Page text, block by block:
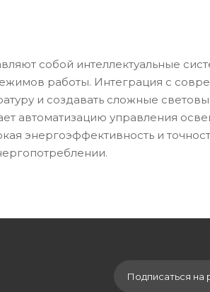
собой интеллектуальные
работы. Интеграция с
и создавать сложные
автоматизацию управления
энергоэффективность и
Подписаться на